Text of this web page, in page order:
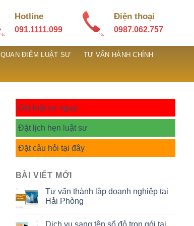
Hotline
091.1111.099
Điện thoại
0987.062.757
QUAN ĐIỂM LUẬT SƯ TƯ VẤN HÀNH CHÍNH
Gọi luật sư ngay
Đặt lịch hẹn luật sư
Đặt câu hỏi tại đây
BÀI VIẾT MỚI
Tư vấn thành lập doanh nghiệp tại
Hải Phòng
Dịch vụ sang tên sổ đỏ trọn gói tại